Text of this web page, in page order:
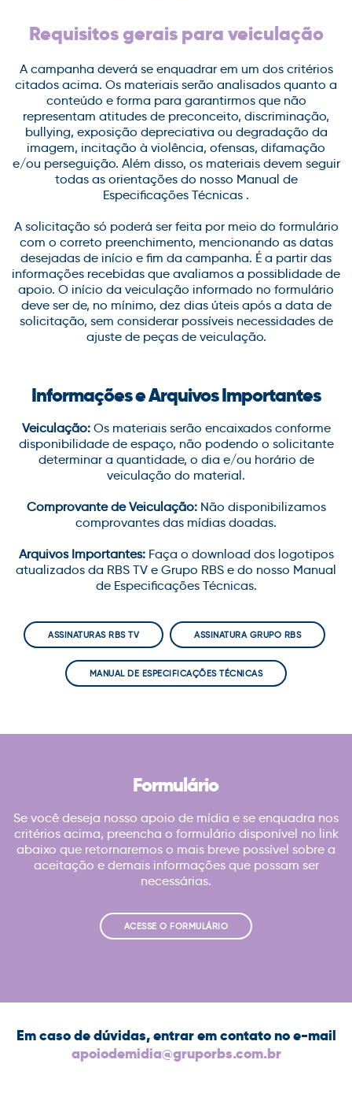
Requisitos gerais para veiculação
A campanha deverá se enquadrar em um dos critérios
citados acima. Os materiais serão analisados quanto a
conteúdo e forma para garantirmos que não
representam atitudes de preconceito, discriminação,
bullying, exposição depreciativa ou degradação da
imagem, incitação à violência, ofensas, difamação
e/ou perseguição. Além disso, os materiais devem seguir
todas as orientações do nosso Manual de
Especificações Técnicas .
A solicitação só poderá ser feita por meio do formulário
com o correto preenchimento, mencionando as datas
desejadas de início e fim da campanha. É a partir das
informações recebidas que avaliamos a possiblidade de
apoio. O início da veiculação informado no formulário
deve ser de, no mínimo, dez dias úteis após a data de
solicitação, sem considerar possíveis necessidades de
ajuste de peças de veiculação.
Informações e Arquivos Importantes
Veiculação: Os materiais serão encaixados conforme
disponibilidade de espaço, não podendo o solicitante
determinar a quantidade, o dia e/ou horário de
veiculação do material.
Comprovante de Veiculação:Não disponibilizamos
comprovantes das mídias doadas.
Arquivos Importantes:Faça o download dos logotipos
atualizados da RBS TV e Grupo RBS e do nosso Manual
de Especificações Técnicas.
ASSINATURAS RBS TV ASSINATURA GRUPO RBS
MANUAL DE ESPECIFICAÇÕES TÉCNICAS
Formulário
Se você deseja nosso apoio de mídia e se enquadra nos
critérios acima, preencha o formulário disponível no link
abaixo que retornaremos o mais breve possível sobre a
aceitação e demais informações que possam ser
necessárias.
ACESSE O FORMULÁRIO
Em caso de dúvidas, entrar em contato no e-mail
apoiodemidia@gruporbs.com.br